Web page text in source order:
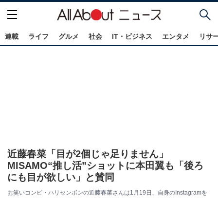
連載 ライフ グルメ 社会 IT・ビジネス エンタメ リサ
近藤春菜「目が2個じゃ足りません」
MISAMO“推し活”ショットに本田翼も「後ろ
にも目が欲しい」と賛同
お笑いコンビ・ハリセンボンの近藤春菜さんは1月19日、自身のInstagramを